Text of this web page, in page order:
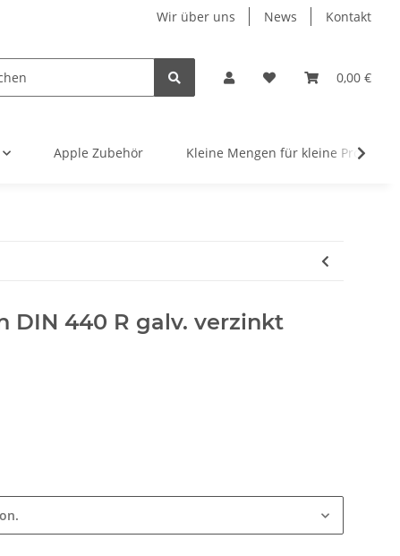
Wir über uns News Kontakt
0,00 €
Apple Zubehör Kleine Mengen für kleine Projekte
DIN 440 R galv. verzinkt